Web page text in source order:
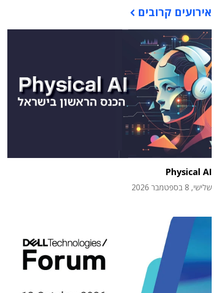
אירועים קרובים
Physical AI
שלישי, 8 בספטמבר 2026